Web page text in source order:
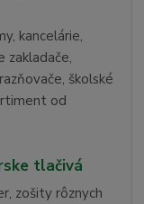
kancelárie,
zakladače,
školské
od
tlačivá
zošity rôznych